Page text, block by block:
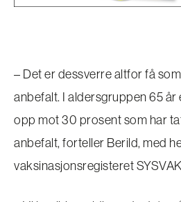
– Det er dessverre altfor få
anbefalt. I aldersgruppen 65 år
opp mot 30 prosent som har
anbefalt, forteller Berild, med
vaksinasjonsregisteret